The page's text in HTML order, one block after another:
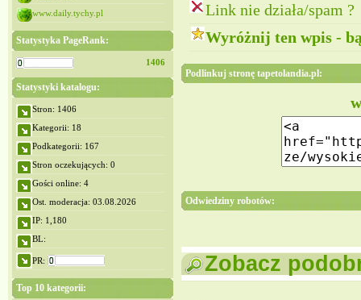
www.daily.tychy.pl
Statystyka PageRank:
1406
Statystyki katalogu:
Stron: 1406
Kategorii: 18
Podkategorii: 167
Stron oczekujących: 0
Gości online: 4
Ost. moderacja: 03.08.2026
IP: 1,180
BL:
PR:
Top 10 kategorii:
Link nie działa/spam ?
Wyróżnij ten wpis -
Podlinkuj stronę tapetolandia.pl:
Odwiedziny robotów:
Zobacz